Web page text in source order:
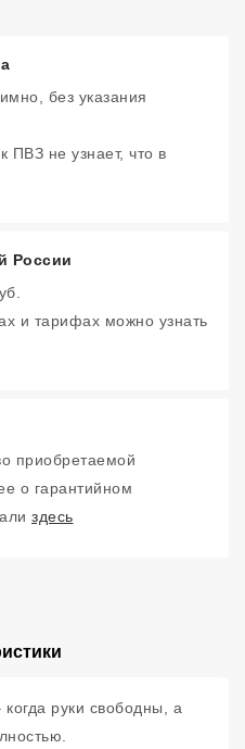
без указания
ПВЗ не узнает, что в
России
и тарифах можно узнать
приобретаемой
о гарантийном
здесь
когда руки свободны, а